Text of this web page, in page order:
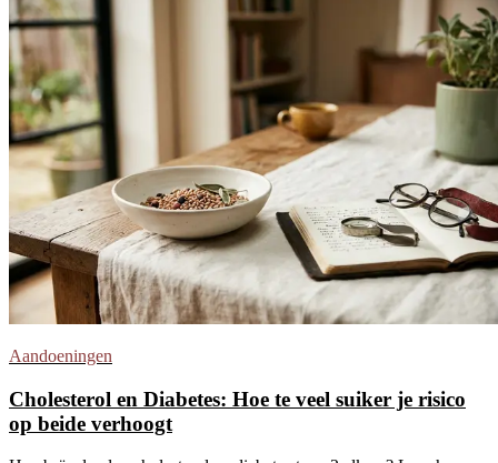
Aandoeningen
Cholesterol en Diabetes: Hoe te veel suiker je risico
op beide verhoogt